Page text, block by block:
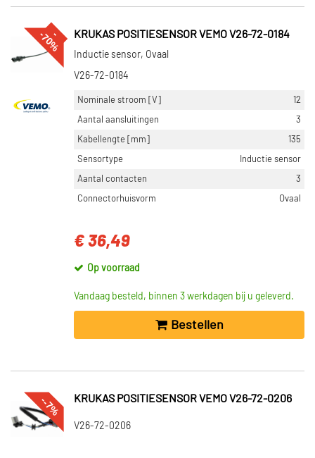
--
7
0
% KRUKAS POSITIESENSOR VEMO V26-72-0184
Inductie sensor, Ovaal
V26-72-0184
Nominale stroom [V]
12
Aantal aansluitingen
3
Kabellengte [mm]
135
Sensortype
Inductie sensor
Aantal contacten
3
Connectorhuisvorm
Ovaal
€ 36,49
Op voorraad
Vandaag besteld, binnen 3 werkdagen bij u geleverd.
Bestellen
--7% KRUKAS POSITIESENSOR VEMO V26-72-0206
V26-72-0206